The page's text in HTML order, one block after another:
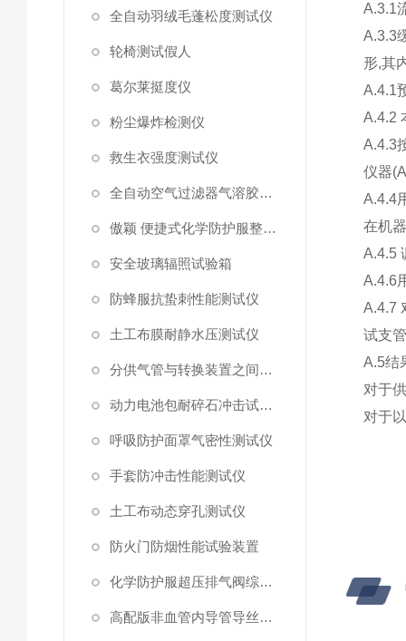
全自动羽绒毛蓬松度测试仪
轮椅测试假人
葛尔莱挺度仪
粉尘爆炸检测仪
救生衣强度测试仪
全自动空气过滤器气溶胶细菌截留测试仪
傲颖 便捷式化学防护服整体气密性测试仪
安全玻璃辐照试验箱
防蜂服抗蛰刺性能测试仪
土工布膜耐静水压测试仪
分供气管与转换装置之间连接强度试验机
动力电池包耐碎石冲击试验机
呼吸防护面罩气密性测试仪
手套防冲击性能测试仪
土工布动态穿孔测试仪
防火门防烟性能试验装置
化学防护服超压排气阀综合性测试仪
高配版非血管内导管导丝滑动性能测试仪
A.3.1
A.3.3
形,其
A.4.1
A.4.2
A.4.3
仪器
A.4.4
在机
A.4.5
A.4.6
A.4.7
试支
A.5结
对于
对于